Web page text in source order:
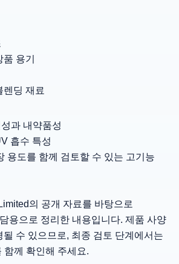
용기
렌딩 재료
과 내약품성
흡수 특성
용도를 함께 검토할 수 있는 고기능
의 공개 자료를 바탕으로
용으로 정리한 내용입니다. 제품 사양
수 있으므로, 최종 검토 단계에서는
함께 확인해 주세요.